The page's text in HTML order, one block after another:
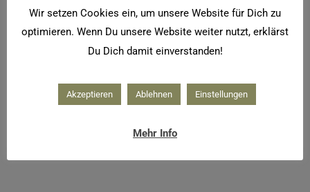
Wir setzen Cookies ein, um unsere Website für Dich zu
optimieren. Wenn Du unsere Website weiter nutzt, erklärst
Du Dich damit einverstanden!
Akzeptieren Ablehnen Einstellungen
Mehr Info